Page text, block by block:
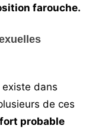
farouche.
dans
de ces
probable